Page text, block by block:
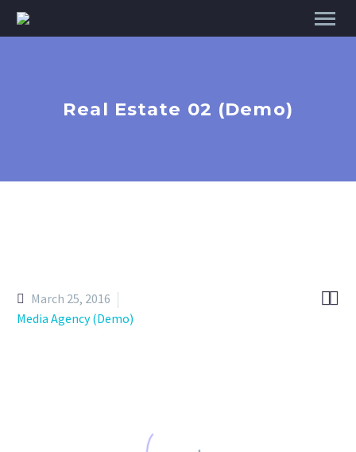
Real Estate 02 (Demo)

March 25, 2016
Media Agency (Demo)